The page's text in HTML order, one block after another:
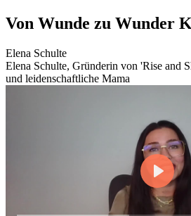
Zum
Inhalt
Von Wunde zu Wunder
Elena Schulte
Elena Schulte, Gründerin von 'Rise and
und leidenschaftliche Mama